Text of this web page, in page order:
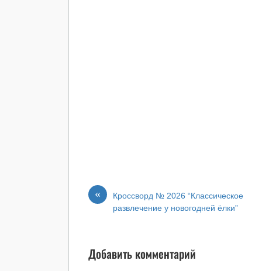
«
Кроссворд № 2026 “Классическое
развлечение у новогодней ёлки”
Добавить комментарий